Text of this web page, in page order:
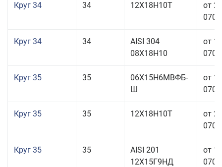
Круг 34 34 12Х18Н10Т
от
Круг 34 34
AISI 304
08Х18Н10
от
Круг 35 35
06Х15Н6МВФБ-
Ш
от
Круг 35 35 12Х18Н10Т
от
Круг 35 35
AISI 201
12Х15Г9НД
от